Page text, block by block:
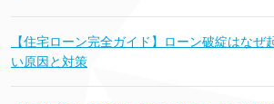
【住宅ローン完全ガイド】ローン破綻はなぜ
い原因と対策